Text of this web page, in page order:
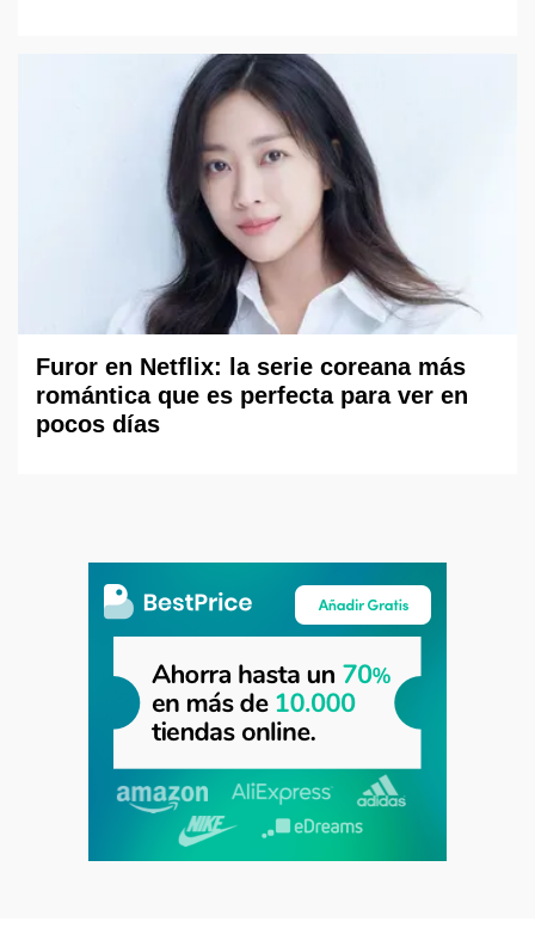
Furor en Netflix: la serie coreana más
romántica que es perfecta para ver en
pocos días